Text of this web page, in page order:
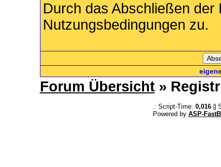
Durch das Abschließen
Nutzungsbedingungen zu.
Forum Übersicht»
.: Script-Time: 0,016||
Powered by ASP-